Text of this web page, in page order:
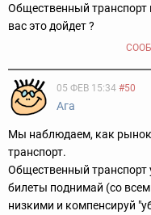
Общественный транспорт
вас это дойдет ?
05 ФЕВ 15:34 #50
Ага
Мы наблюдаем, как
транспорт.
Общественный транспорт
билеты поднимай (со
низкими и компенсируй